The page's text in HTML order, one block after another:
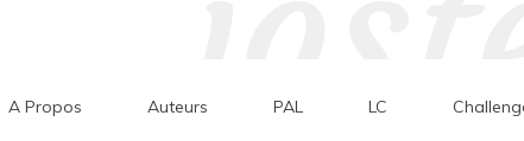
A Propos Auteurs PAL LC